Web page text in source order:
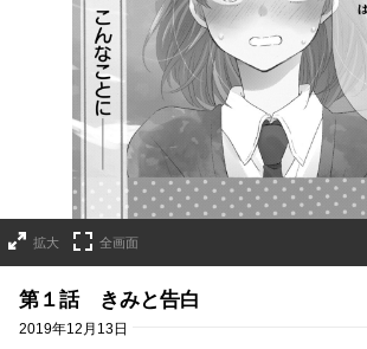
拡大 全画面
第１話 きみと告白
2019年12月13日